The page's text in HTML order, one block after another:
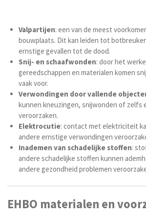
Valpartijen: een van de meest
bouwplaats. Dit kan leiden tot
ernstige gevallen tot de dood.
Snij- en schaafwonden: door het
gereedschappen en materialen komen
vaak voor.
Verwondingen door vallende
kunnen kneuzingen, snijwonden of zelfs
veroorzaken.
Elektrocutie: contact met elektriciteit
andere ernstige verwondingen
Inademen van schadelijke stoffen:
andere schadelijke stoffen kunnen
andere gezondheid problemen
EHBO materialen en